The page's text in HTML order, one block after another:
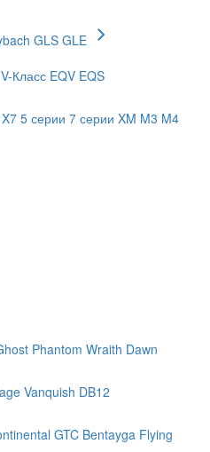
GLS GLE
V-Класс EQV EQS
X7 5 серии 7 серии XM M3 M4
Phantom Wraith Dawn
Vanquish DB12
GTC Bentayga Flying